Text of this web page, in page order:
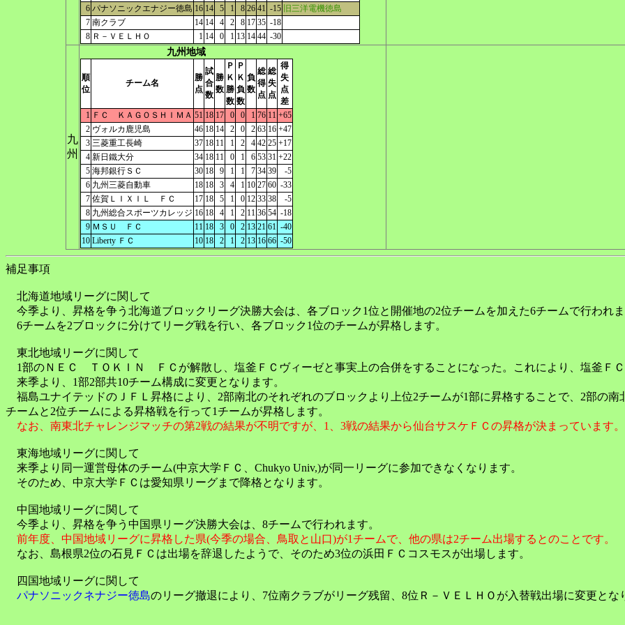
6 パナソニックエナジー徳島 16 14 5 1 8 26 41 -15
旧三洋電機徳島
7 南クラブ 14 14 4 2 8 17 35 -18
8 Ｒ－ＶＥＬＨＯ 1 14 0 1 13 14 44 -30
九
州
九州地域
順
位
チーム名
勝
点
試
合
数
勝
数
Ｐ
Ｋ
勝
数
Ｐ
Ｋ
負
数
負
数
総
得
点
総
失
点
得
失
点
差
1 ＦＣ ＫＡＧＯＳＨＩＭＡ 51 18 17 0 0 1 76 11 +65
2 ヴォルカ鹿児島 46 18 14 2 0 2 63 16 +47
3 三菱重工長崎 37 18 11 1 2 4 42 25 +17
4 新日鐵大分 34 18 11 0 1 6 53 31 +22
5 海邦銀行ＳＣ 30 18 9 1 1 7 34 39
-5
6 九州三菱自動車 18 18 3 4 1 10 27 60 -33
7 佐賀ＬＩＸＩＬ ＦＣ 17 18 5 1 0 12 33 38
-5
8 九州総合スポーツカレッジ 16 18 4 1 2 11 36 54 -18
9 ＭＳＵ ＦＣ 11 18 3 0 2 13 21 61 -40
10 Liberty ＦＣ 10 18 2 1 2 13 16 66 -50
補足事項
北海道地域リーグに関して
今季より、昇格を争う北海道ブロックリーグ決勝大会は、各ブロック1位と開催地の2位チームを加えた6チームで行われ
6チームを2ブロックに分けてリーグ戦を行い、各ブロック1位のチームが昇格します。
東北地域リーグに関して
1部のＮＥＣ ＴＯＫＩＮ ＦＣが解散し、塩釜ＦＣヴィーゼと事実上の合併をすることになった。これにより、塩釜Ｆ
来季より、1部2部共10チーム構成に変更となります。
福島ユナイテッドのＪＦＬ昇格により、2部南北のそれぞれのブロックより上位2チームが1部に昇格することで、2部の
チームと2位チームによる昇格戦を行って1チームが昇格します。
なお、南東北チャレンジマッチの第2戦の結果が不明ですが、1、3戦の結果から仙台サスケＦＣの昇格が決まっています。
東海地域リーグに関して
来季より同一運営母体のチーム(中京大学ＦＣ、Chukyo Univ,)が同一リーグに参加できなくなります。
そのため、中京大学ＦＣは愛知県リーグまで降格となります。
中国地域リーグに関して
今季より、昇格を争う中国県リーグ決勝大会は、8チームで行われます。
前年度、中国地域リーグに昇格した県(今季の場合、鳥取と山口)が1チームで、他の県は2チーム出場するとのことです。
なお、島根県2位の石見ＦＣは出場を辞退したようで、そのため3位の浜田ＦＣコスモスが出場します。
四国地域リーグに関して
パナソニックネナジー徳島のリーグ撤退により、7位南クラブがリーグ残留、8位Ｒ－ＶＥＬＨＯが入替戦出場に変更とな